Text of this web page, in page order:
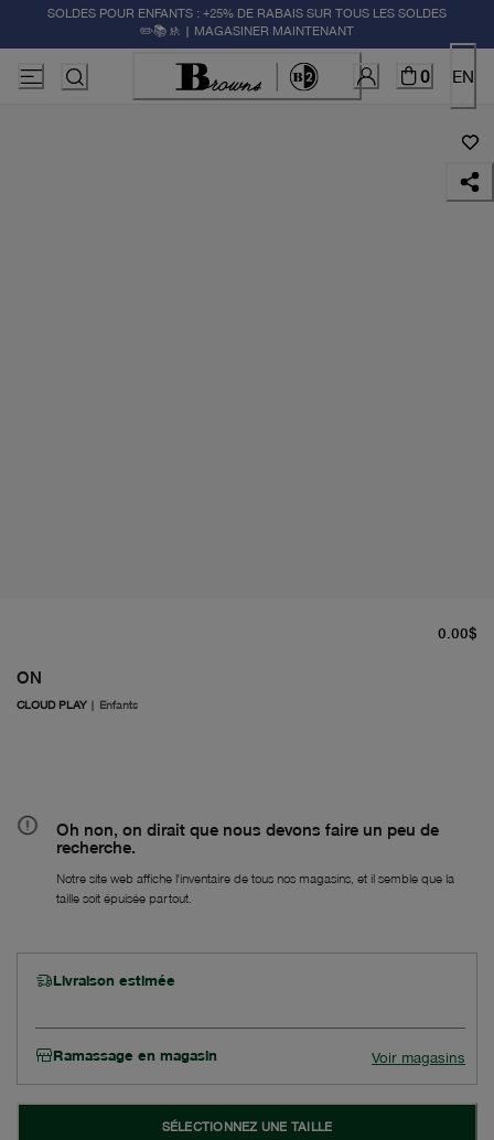
SOLDES POUR ENFANTS : +25% DE RABAIS SUR TOUS LES SOLDES
✏️📚🚸 | MAGASINER MAINTENANT
0 EN
ON
CLOUD PLAY| Enfants
0.00$
Oh non, on dirait que nous devons faire un peu de
recherche.
Notre site web affiche l'inventaire de tous nos magasins, et il semble que la
taille soit épuisée partout.
Livraison estimée
Ramassage en magasin Voir magasins
SÉLECTIONNEZ UNE TAILLE